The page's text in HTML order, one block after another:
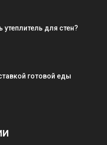
утеплитель для стен?
готовой еды